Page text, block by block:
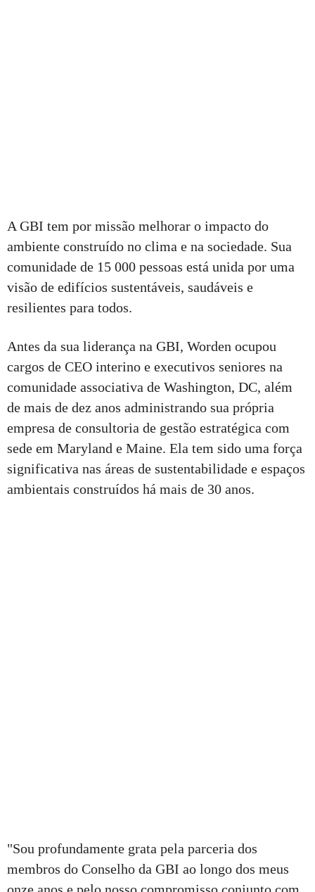
A GBI tem por missão melhorar o impacto do
ambiente construído no clima e na sociedade. Sua
comunidade de 15 000 pessoas está unida por uma
visão de edifícios sustentáveis, saudáveis e
resilientes para todos.
Antes da sua liderança na GBI, Worden ocupou
cargos de CEO interino e executivos seniores na
comunidade associativa de Washington, DC, além
de mais de dez anos administrando sua própria
empresa de consultoria de gestão estratégica com
sede em Maryland e Maine. Ela tem sido uma força
significativa nas áreas de sustentabilidade e espaços
ambientais construídos há mais de 30 anos.
"Sou profundamente grata pela parceria dos
membros do Conselho da GBI ao longo dos meus